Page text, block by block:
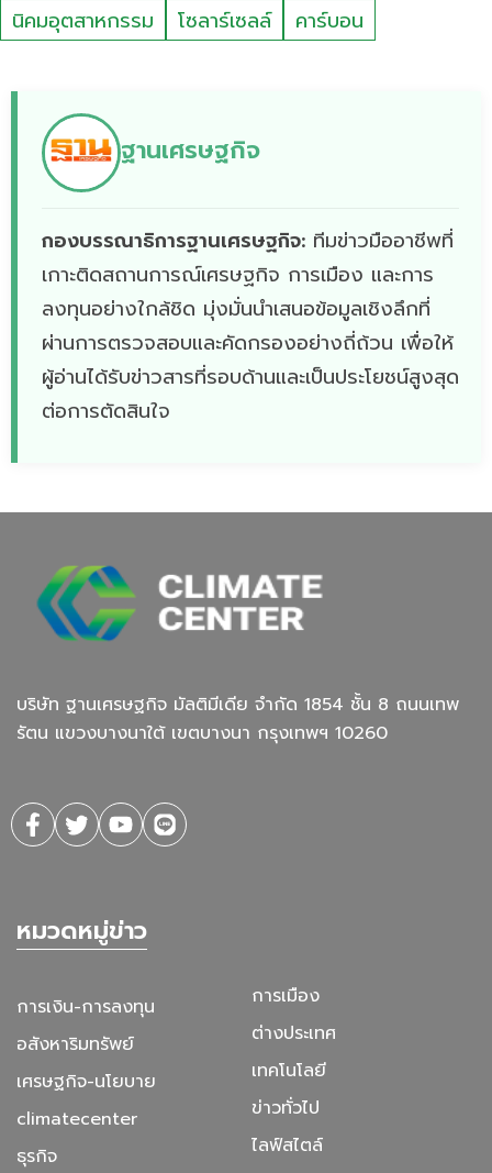
นิคมอุตสาหกรรม
โซลาร์เซลล์ คาร์บอน
ฐานเศรษฐกิจ
กองบรรณาธิการฐานเศรษฐกิจ: ทีมข่าวมืออาชีพที่
เกาะติดสถานการณ์เศรษฐกิจ การเมือง และการ
ลงทุนอย่างใกล้ชิด มุ่งมั่นนำเสนอข้อมูลเชิงลึกที่
ผ่านการตรวจสอบและคัดกรองอย่างถี่ถ้วน เพื่อให้
ผู้อ่านได้รับข่าวสารที่รอบด้านและเป็นประโยชน์สูงสุด
ต่อการตัดสินใจ
บริษัท ฐานเศรษฐกิจ มัลติมีเดีย จํากัด 1854 ชั้น 8 ถนนเทพ
รัตน แขวงบางนาใต้ เขตบางนา กรุงเทพฯ 10260
หมวดหมู่ข่าว
การเงิน-การลงทุน
อสังหาริมทรัพย์
เศรษฐกิจ-นโยบาย
climatecenter
ธุรกิจ
การเมือง
ต่างประเทศ
เทคโนโลยี
ข่าวทั่วไป
ไลฟ์สไตล์